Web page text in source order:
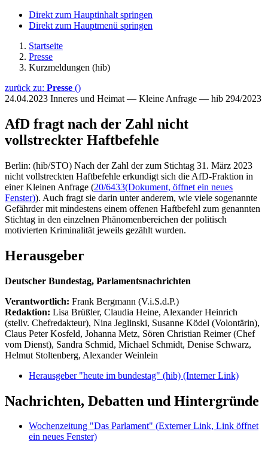
Direkt zum Hauptinhalt springen
Direkt zum Hauptmenü springen
Startseite
Presse
Kurzmeldungen (hib)
zurück zu: Presse ()
24.04.2023 Inneres und Heimat — Kleine Anfrage — hib 294/2023
AfD fragt nach der Zahl nicht
vollstreckter Haftbefehle
Berlin: (hib/STO) Nach der Zahl der zum Stichtag 31. März 2023
nicht vollstreckten Haftbefehle erkundigt sich die AfD-Fraktion in
einer Kleinen Anfrage (20/6433(Dokument, öffnet ein neues
Fenster)). Auch fragt sie darin unter anderem, wie viele sogenannte
Gefährder mit mindestens einem offenen Haftbefehl zum genannten
Stichtag in den einzelnen Phänomenbereichen der politisch
motivierten Kriminalität jeweils gezählt wurden.
Herausgeber
Deutscher Bundestag, Parlamentsnachrichten
Verantwortlich: Frank Bergmann (V.i.S.d.P.)
Redaktion: Lisa Brüßler, Claudia Heine, Alexander Heinrich
(stellv. Chefredakteur), Nina Jeglinski, Susanne Ködel (Volontärin),
Claus Peter Kosfeld, Johanna Metz, Sören Christian Reimer (Chef
vom Dienst), Sandra Schmid, Michael Schmidt, Denise Schwarz,
Helmut Stoltenberg, Alexander Weinlein
Herausgeber "heute im bundestag" (hib) (Interner Link)
Nachrichten, Debatten und Hintergründe
Wochenzeitung "Das Parlament" (Externer Link, Link öffnet
ein neues Fenster)